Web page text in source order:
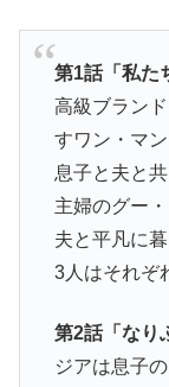
第1話「私た
高級ブラン
すワン・マン
息子と夫と
主婦のグー・
夫と平凡に
3人はそれぞ
第2話「なり
ジアは息子